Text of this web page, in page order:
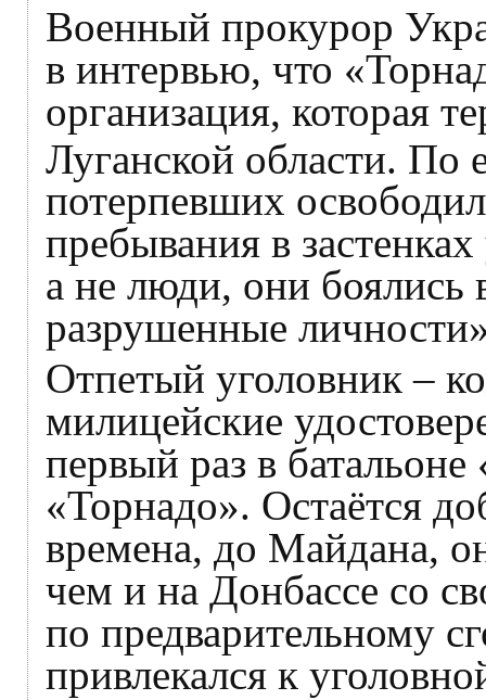
Военный прокурор
в интервью, что
организация, которая
Луганской области. По
потерпевших
пребывания в
а не люди, они
разрушенные
Отпетый уголовник –
милицейские
первый раз в
«Торнадо». Остаётся
времена, до Майдана,
чем и на Донбассе со
по предварительному
привлекался к